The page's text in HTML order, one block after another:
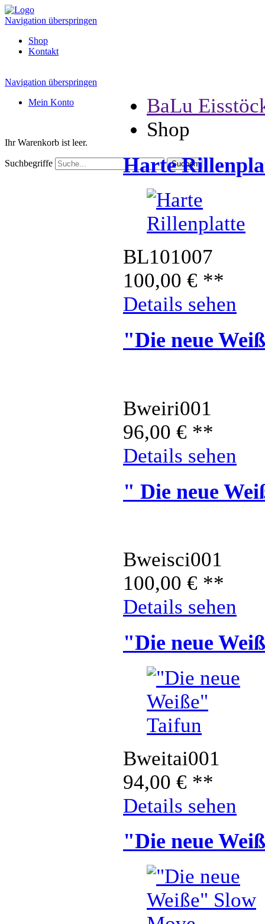
Navigation überspringen
Shop
Kontakt
Navigation überspringen
Mein Konto
Ihr Warenkorb ist leer.
Suchbegriffe
BaLu
Shop
Harte
BL101007
100,00 € **
Details sehen
"Die neue
Bweiri001
96,00 € **
Details sehen
" Die neue
Bweisci001
100,00 € **
Details sehen
"Die neue
Bweitai001
94,00 € **
Details sehen
"Die neue